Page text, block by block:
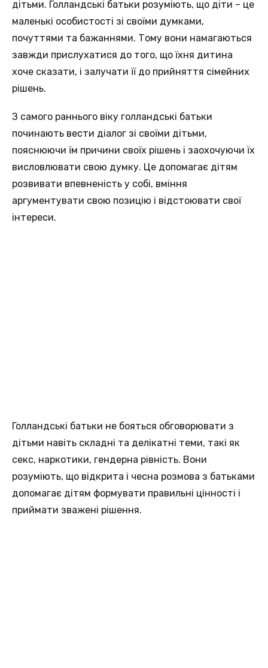
дітьми. Голландські батьки розуміють, що діти – це
маленькі особистості зі своїми думками,
почуттями та бажаннями. Тому вони намагаються
завжди прислухатися до того, що їхня дитина
хоче сказати, і залучати її до прийняття сімейних
рішень.
З самого раннього віку голландські батьки
починають вести діалог зі своїми дітьми,
пояснюючи їм причини своїх рішень і заохочуючи їх
висловлювати свою думку. Це допомагає дітям
розвивати впевненість у собі, вміння
аргументувати свою позицію і відстоювати свої
інтереси.
Голландські батьки не бояться обговорювати з
дітьми навіть складні та делікатні теми, такі як
секс, наркотики, гендерна рівність. Вони
розуміють, що відкрита і чесна розмова з батьками
допомагає дітям формувати правильні цінності і
приймати зважені рішення.